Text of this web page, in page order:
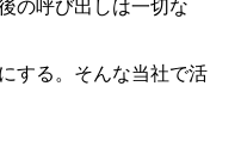
の呼び出しは一切な
する。そんな当社で活